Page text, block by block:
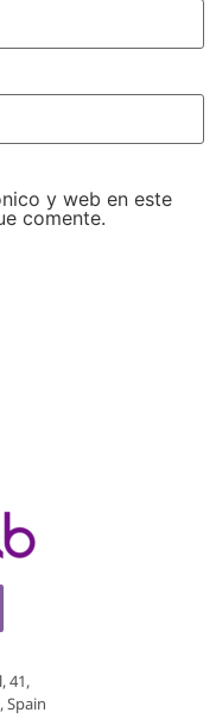
y web en este
comente.
41,
Spain